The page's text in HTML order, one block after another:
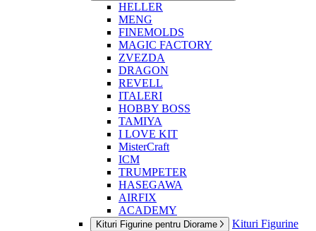
HELLER
MENG
FINEMOLDS
MAGIC FACTORY
ZVEZDA
DRAGON
REVELL
ITALERI
HOBBY BOSS
TAMIYA
I LOVE KIT
MisterCraft
ICM
TRUMPETER
HASEGAWA
AIRFIX
ACADEMY
Kituri Figurine pentru Diorame
Kituri Figurine